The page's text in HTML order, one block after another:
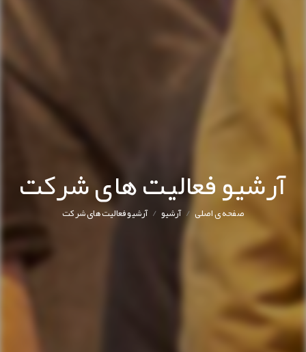
آرشیو فعالیت های شرکت
صفحه ی اصلی/آرشیو/ آرشیو فعالیت های شرکت